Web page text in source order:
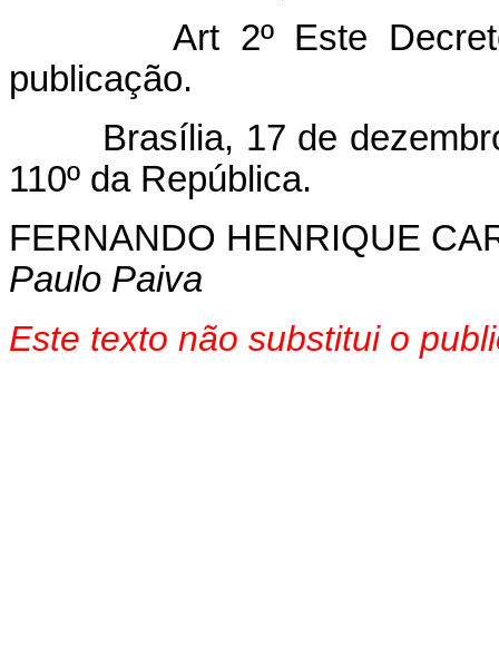
Art 2º Este Decreto
publicação.
Brasília, 17 de dezembro
110º da República.
FERNANDO HENRIQUE
Paulo Paiva
Este texto não substitui o